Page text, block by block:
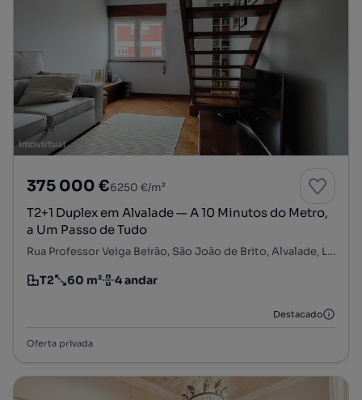
375 000 €6250 €/m²
T2+1 Duplex em Alvalade — A 10 Minutos do Metro,
a Um Passo de Tudo
Rua Professor Veiga Beirão, São João de Brito, Alvalade, Lisboa, Lisboa
Tipologia
T2
Preço por metro quadrado
60 m²
Andar 4 andar
Destacado
Oferta privada